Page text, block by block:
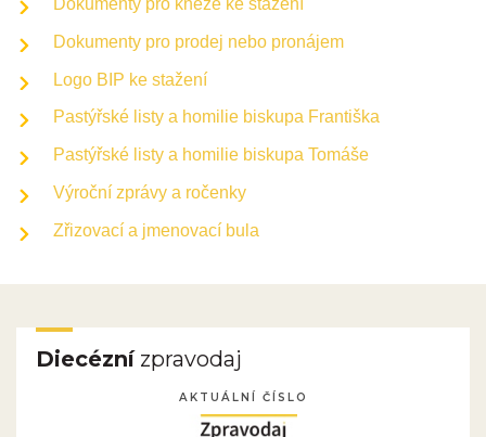
Dokumenty pro kněze ke stažení
Dokumenty pro prodej nebo pronájem
Logo BIP ke stažení
Pastýřské listy a homilie biskupa Františka
Pastýřské listy a homilie biskupa Tomáše
Výroční zprávy a ročenky
Zřizovací a jmenovací bula
Diecéznízpravodaj
AKTUÁLNÍ ČÍSLO